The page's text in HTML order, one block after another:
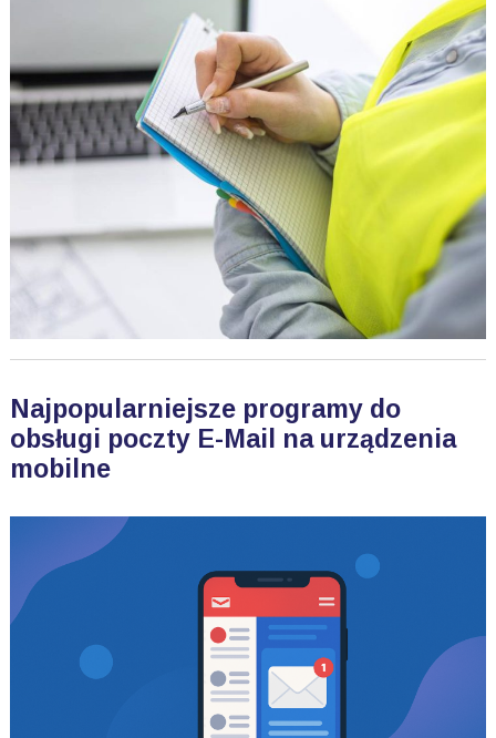
Najpopularniejsze programy do
obsługi poczty E-Mail na urządzenia
mobilne